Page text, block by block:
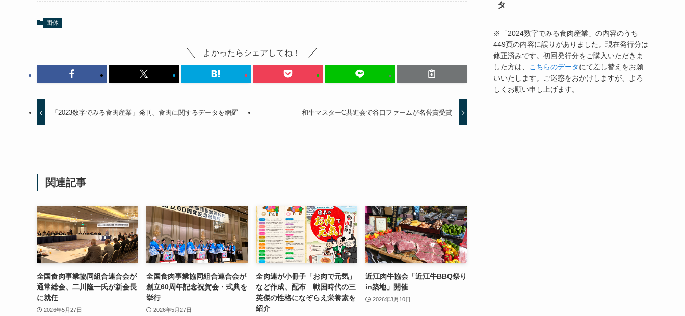
団体
よかったらシェアしてね！
「2023数字でみる食肉産業」発刊、食肉に関するデータを網羅 和牛マスターC共進会で谷口ファームが名誉賞受賞
関連記事
全国食肉事業協同組合連合会が
通常総会、二川隆一氏が新会長
に就任
2026年5月27日
全国食肉事業協同組合連合会が
創立60周年記念祝賀会・式典を
挙行
2026年5月27日
全肉連が小冊子「お肉で元気」
など作成、配布 戦国時代の三
英傑の性格になぞらえ栄養素を
紹介
近江肉牛協会「近江牛BBQ祭り
in築地」開催
2026年3月10日
タ
※「2024数字でみる食肉産業」の内容のうち
449頁の内容に誤りがありました。現在発行分は
修正済みです。初回発行分をご購入いただきま
した方は、
こちらのデータにて差し替えをお願
いいたします。ご迷惑をおかけしますが、よろ
しくお願い申し上げます。